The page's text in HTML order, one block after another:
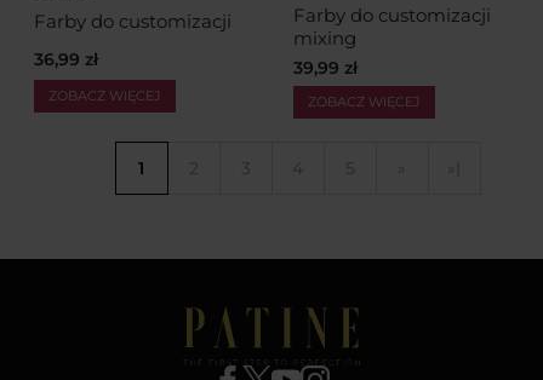
Farby do customizacji
36,99 zł
ZOBACZ WIĘCEJ
Farby do customizacji
mixing
39,99 zł
ZOBACZ WIĘCEJ
1 2 3 4 5